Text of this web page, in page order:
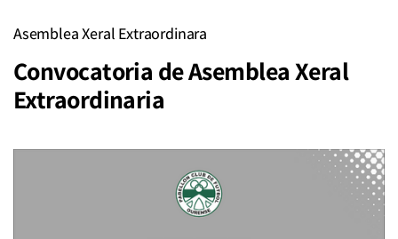
Asemblea Xeral Extraordinara
Convocatoria de Asemblea Xeral
Extraordinaria